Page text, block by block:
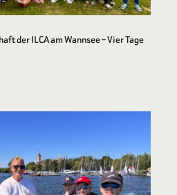
der ILCA am Wannsee – Vier Tage